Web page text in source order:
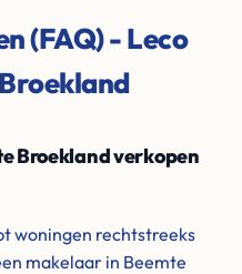
(FAQ) - Leco
Broekland verkopen
woningen rechtstreeks
makelaar in Beemte